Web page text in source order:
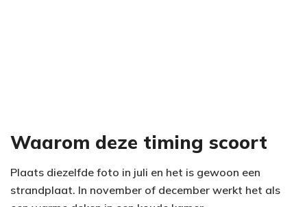
Waarom deze timing scoort
Plaats diezelfde foto in juli en het is gewoon een
strandplaat. In november of december werkt het als